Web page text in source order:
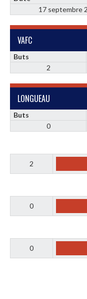
17 septembre
VAFC
Buts
2
LONGUEAU
Buts
0
2
0
0